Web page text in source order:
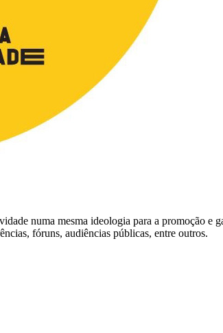
numa mesma ideologia para a promoção e
fóruns, audiências públicas, entre outros.